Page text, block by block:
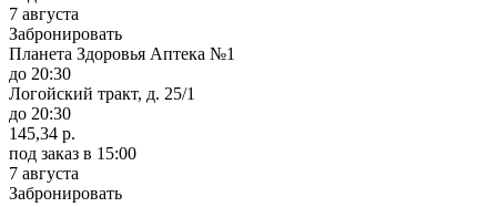
7 августа
Забронировать
Планета Здоровья Аптека №1
до 20:30
Логойский тракт, д. 25/1
до 20:30
145,34 р.
под заказ в 15:00
7 августа
Забронировать